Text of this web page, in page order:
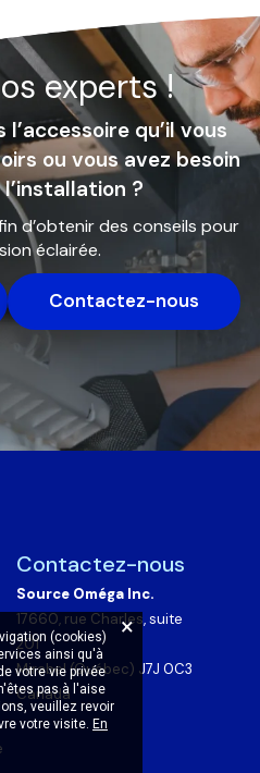
experts !
qu’il vous
ou vous avez besoin
l’installation ?
d’obtenir des conseils pour
éclairée.
Contactez-nous
Contactez-nous
Source Oméga Inc.
17660, rue Charles, suite
201
Mirabel (Québec) J7J 0C3
Canada
(cookies)
ainsi qu'à
votre vie privée
pas à l'aise
veuillez revoir
votre visite. En